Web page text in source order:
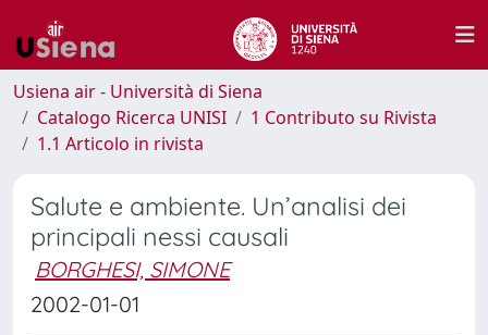
Usiena air - Università di Siena
Catalogo Ricerca UNISI
1 Contributo su Rivista
1.1 Articolo in rivista
Salute e ambiente. Un’analisi dei
principali nessi causali
BORGHESI, SIMONE
2002-01-01